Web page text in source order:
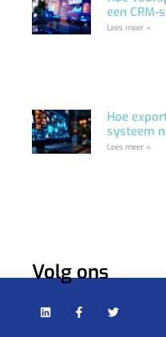
een CRM-
Lees meer »
Hoe
systeem
Lees meer »
Volg ons